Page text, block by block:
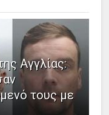
Αγγλίας:
τους με